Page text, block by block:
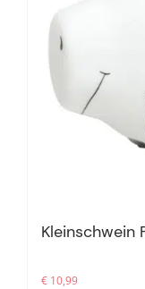
Kleinschwein
€ 10,99